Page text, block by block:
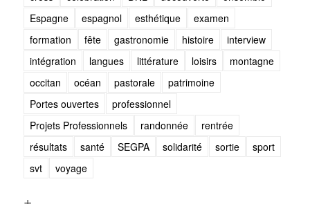
Espagne
espagnol esthétique
examen
formation
fête gastronomie histoire
interview
intégration
langues littérature loisirs
montagne
occitan
océan pastorale
patrimoine
Portes ouvertes
professionnel
Projets Professionnels
randonnée
rentrée
résultats
santé SEGPA solidarité sortie
sport
svt
voyage